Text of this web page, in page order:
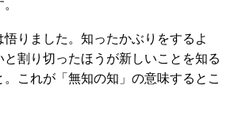
りました。知ったかぶりをするよ
と割り切ったほうが新しいことを知る
これが「無知の知」の意味するとこ